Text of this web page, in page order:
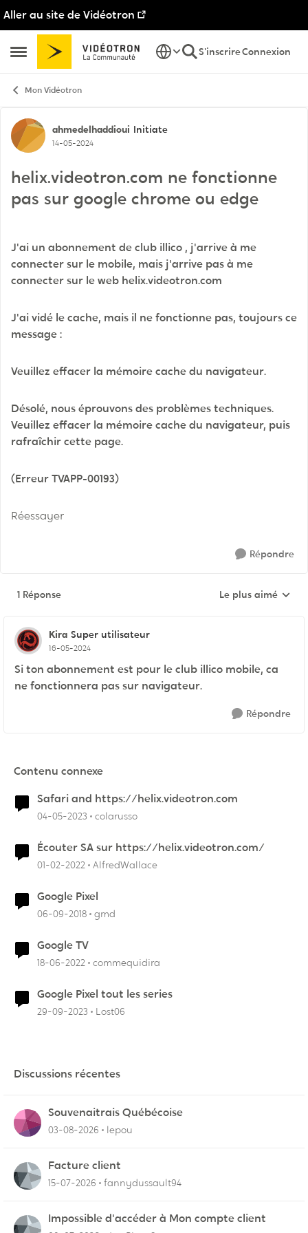
Aller au site de Vidéotron
Ouvrir Menu Latéral
Passer au contenu
S'inscrireConnexion
Mon Vidéotron
Discussion de forum
ahmedelhaddioui Initiate
14-05-2024
helix.videotron.com ne fonctionne
pas sur google chrome ou edge
J'ai un abonnement de club illico , j'arrive à me
connecter sur le mobile, mais j'arrive pas à me
connecter sur le web helix.videotron.com
J'ai vidé le cache, mais il ne fonctionne pas, toujours ce
message :
Veuillez effacer la mémoire cache du navigateur.
Désolé, nous éprouvons des problèmes techniques.
Veuillez effacer la mémoire cache du navigateur, puis
rafraîchir cette page.
(Erreur TVAPP-00193)
Réessayer
Répondre
1 Réponse Réponses triées
Le plus aimé
Kira Super utilisateur
16-05-2024
Si ton abonnement est pour le club illico mobile, ca
ne fonctionnera pas sur navigateur.
Répondre
Contenu connexe
Safari and https://helix.videotron.com
04-05-2023 colarusso
Écouter SA sur https://helix.videotron.com/
01-02-2022 AlfredWallace
Google Pixel
06-09-2018 gmd
Google TV
18-06-2022 commequidira
Google Pixel tout les series
29-09-2023 Lost06
Discussions récentes
Souvenaitrais Québécoise
03-08-2026 lepou
Facture client
15-07-2026 fannydussault94
Impossible d'accéder à Mon compte client